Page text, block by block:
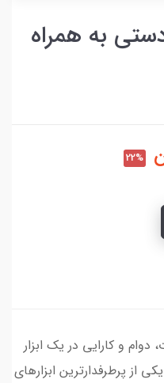
به همراه
22%
و کارایی در یک ابزار
پرطرفدارترین ابزارهای